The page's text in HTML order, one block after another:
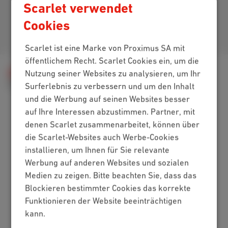
Scarlet verwendet
Cookies
Scarlet ist eine Marke von Proximus SA mit
öffentlichem Recht. Scarlet Cookies ein, um die
Nutzung seiner Websites zu analysieren, um Ihr
Surferlebnis zu verbessern und um den Inhalt
und die Werbung auf seinen Websites besser
auf Ihre Interessen abzustimmen. Partner, mit
denen Scarlet zusammenarbeitet, können über
die Scarlet-Websites auch Werbe-Cookies
installieren, um Ihnen für Sie relevante
Werbung auf anderen Websites und sozialen
Medien zu zeigen. Bitte beachten Sie, dass das
Blockieren bestimmter Cookies das korrekte
Funktionieren der Website beeinträchtigen
kann.
Hilfe Rechnung
Meine Rechnung
Rechnungsmethode
Packs
Internet + Mobilfunk
Internet + TV + Mobilfunk
Internet + TV + Festnetz
Digitales Fernsehen
Internet